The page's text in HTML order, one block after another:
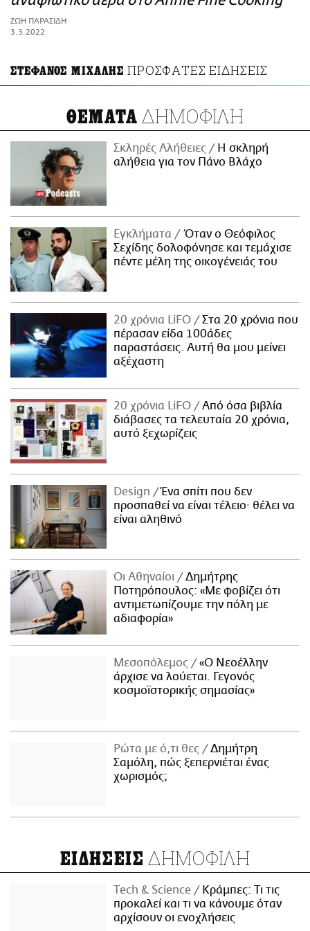
ΑΜΠΑ
PRINT
ΖΩΗ ΠΑΡΑΣΙΔΗ
3.3.2022
ΣΤΕΦΑΝΟΣ ΜΙΧΑΛΗΣ ΠΡΟΣΦΑΤΕΣ ΕΙΔΗΣΕΙΣ
ΘΕΜΑΤΑ ΔΗΜΟΦΙΛΗ
Σκληρές Αλήθειες
H σκληρή
αλήθεια για τον Πάνο Βλάχο
Εγκλήματα
Όταν ο Θεόφιλος
Σεχίδης δολοφόνησε και τεμάχισε
πέντε μέλη της οικογένειάς του
20 χρόνια LiFO
Στα 20 χρόνια που
πέρασαν είδα 100άδες
παραστάσεις. Αυτή θα μου μείνει
αξέχαστη
20 χρόνια LiFO
Από όσα βιβλία
διάβασες τα τελευταία 20 χρόνια,
αυτό ξεχωρίζεις
Design
Ένα σπίτι που δεν
προσπαθεί να είναι τέλειο· θέλει να
είναι αληθινό
Οι Αθηναίοι
Δημήτρης
Ποτηρόπουλος: «Με φοβίζει ότι
αντιμετωπίζουμε την πόλη με
αδιαφορία»
Μεσοπόλεμος
«Ο Νεοέλλην
άρχισε να λούεται. Γεγονός
κοσμοϊστορικής σημασίας»
Ρώτα με ό,τι θες
Δημήτρη
Σαμόλη, πώς ξεπερνιέται ένας
χωρισμός;
ΕΙΔΗΣΕΙΣ ΔΗΜΟΦΙΛΗ
Τech & Science
Κράμπες: Τι τις
προκαλεί και τι να κάνουμε όταν
αρχίσουν οι ενοχλήσεις